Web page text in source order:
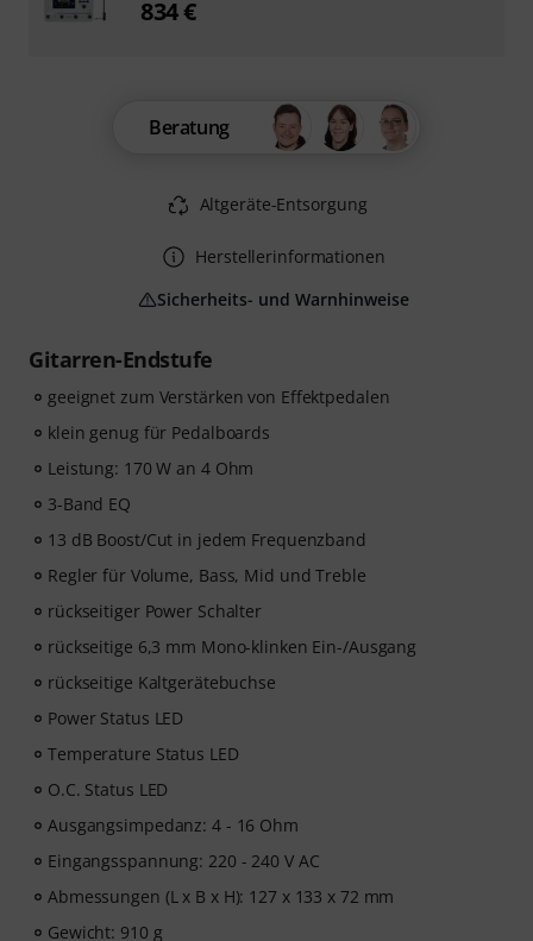
Gitarren-Endstufe
geeignet zum Verstärken von Effektpedalen
klein genug für Pedalboards
Leistung: 170 W an 4 Ohm
3-Band EQ
13 dB Boost/Cut in jedem Frequenzband
Regler für Volume, Bass, Mid und Treble
rückseitiger Power Schalter
rückseitige 6,3 mm Mono-klinken Ein-/Ausgang
rückseitige Kaltgerätebuchse
Power Status LED
Temperature Status LED
O.C. Status LED
Ausgangsimpedanz: 4 - 16 Ohm
Eingangsspannung: 220 - 240 V AC
Abmessungen (L x B x H): 127 x 133 x 72 mm
Gewicht: 910 g
Beratung
Altgeräte-Entsorgung
Herstellerinformationen
Sicherheits- und Warnhinweise
834 €